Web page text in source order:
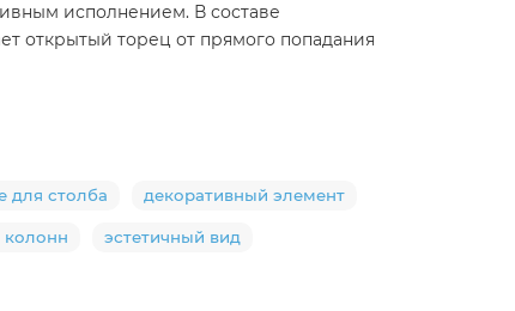
исполнением. В составе
открытый торец от прямого попадания
для столба декоративный элемент
колонн эстетичный вид